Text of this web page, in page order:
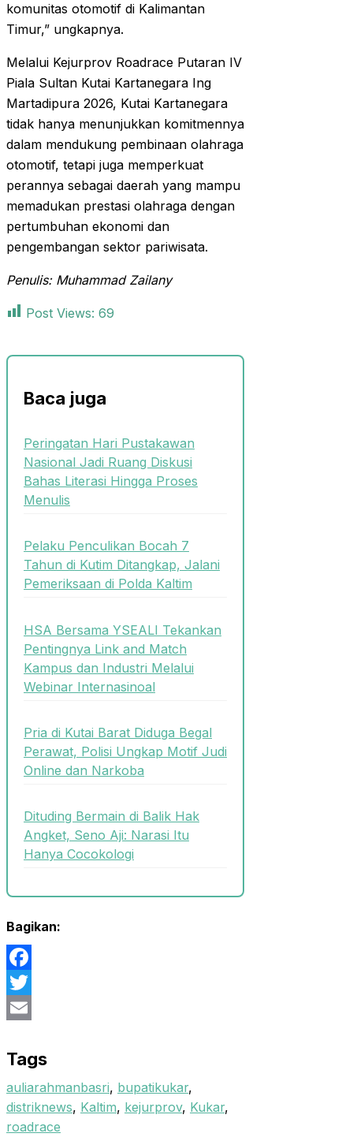
komunitas otomotif di Kalimantan
Timur,” ungkapnya.
Melalui Kejurprov Roadrace Putaran IV
Piala Sultan Kutai Kartanegara Ing
Martadipura 2026, Kutai Kartanegara
tidak hanya menunjukkan komitmennya
dalam mendukung pembinaan olahraga
otomotif, tetapi juga memperkuat
perannya sebagai daerah yang mampu
memadukan prestasi olahraga dengan
pertumbuhan ekonomi dan
pengembangan sektor pariwisata.
Penulis: Muhammad Zailany
Post Views: 69
Baca juga
Peringatan Hari Pustakawan
Nasional Jadi Ruang Diskusi
Bahas Literasi Hingga Proses
Menulis
Pelaku Penculikan Bocah 7
Tahun di Kutim Ditangkap, Jalani
Pemeriksaan di Polda Kaltim
HSA Bersama YSEALI Tekankan
Pentingnya Link and Match
Kampus dan Industri Melalui
Webinar Internasinoal
Pria di Kutai Barat Diduga Begal
Perawat, Polisi Ungkap Motif Judi
Online dan Narkoba
Dituding Bermain di Balik Hak
Angket, Seno Aji: Narasi Itu
Hanya Cocokologi
Bagikan:
Facebook
Twitter
Tags
auliarahmanbasri, bupatikukar,
distriknews, Kaltim, kejurprov, Kukar,
roadrace